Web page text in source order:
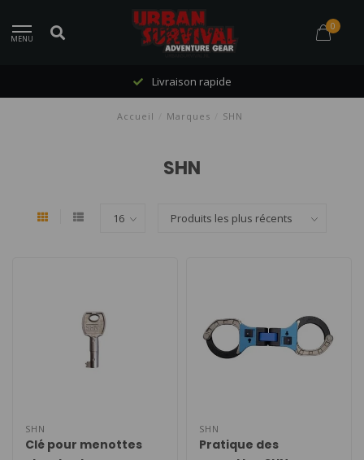
MENU
0
Livraison rapide
Accueil Marques SHN
SHN
SHN
Clé pour menottes
SHN
Pratique des